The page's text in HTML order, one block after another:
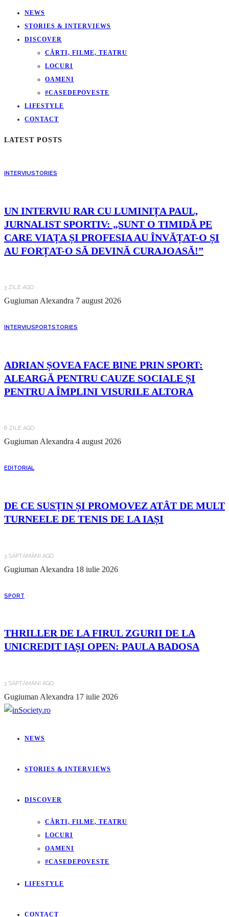
NEWS
STORIES & INTERVIEWS
DISCOVER
CĂRTI, FILME, TEATRU
LOCURI
OAMENI
#CASEDEPOVESTE
LIFESTYLE
CONTACT
LATEST POSTS
INTERVIUSTORIES
UN INTERVIU RAR CU LUMINIȚA PAUL,
JURNALIST SPORTIV: „SUNT O TIMIDĂ PE
CARE VIAȚA ȘI PROFESIA AU ÎNVĂȚAT-O ȘI
AU FORȚAT-O SĂ DEVINĂ CURAJOASĂ!”
3 ZILE AGO
Gugiuman Alexandra 7 august 2026
INTERVIUSPORTSTORIES
ADRIAN ȘOVEA FACE BINE PRIN SPORT:
ALEARGĂ PENTRU CAUZE SOCIALE ȘI
PENTRU A ÎMPLINI VISURILE ALTORA
6 ZILE AGO
Gugiuman Alexandra 4 august 2026
EDITORIAL
DE CE SUSȚIN ȘI PROMOVEZ ATÂT DE MULT
TURNEELE DE TENIS DE LA IAȘI
3 SĂPTĂMÂNI AGO
Gugiuman Alexandra 18 iulie 2026
SPORT
THRILLER DE LA FIRUL ZGURII DE LA
UNICREDIT IAȘI OPEN: PAULA BADOSA
3 SĂPTĂMÂNI AGO
Gugiuman Alexandra 17 iulie 2026
NEWS
STORIES & INTERVIEWS
DISCOVER
CĂRTI, FILME, TEATRU
LOCURI
OAMENI
#CASEDEPOVESTE
LIFESTYLE
CONTACT